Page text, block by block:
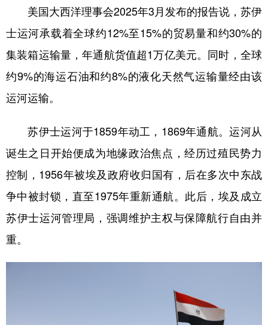
美国大西洋理事会2025年3月发布的报告说，苏伊
士运河承载着全球约12%至15%的贸易量和约30%的
集装箱运输量，年通航货值超1万亿美元。同时，全球
约9%的海运石油和约8%的液化天然气运输量经由该
运河运输。
苏伊士运河于1859年动工，1869年通航。运河从
诞生之日开始便成为地缘政治焦点，经历过殖民势力
控制，1956年被埃及政府收归国有，后在多次中东战
争中被封锁，直至1975年重新通航。此后，埃及成立
苏伊士运河管理局，强调维护主权与保障航行自由并
重。